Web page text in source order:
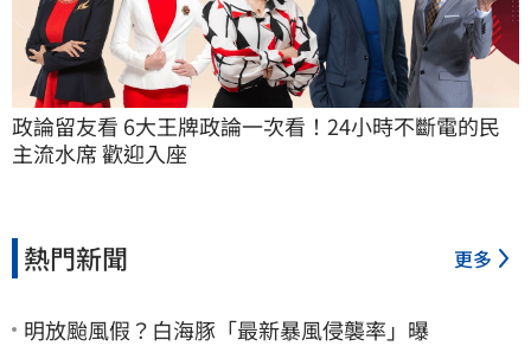
政論留友看 6大王牌政論一次看！24小時不斷電的民
主流水席 歡迎入座
熱門新聞 更多
明放颱風假？白海豚「最新暴風侵襲率」曝